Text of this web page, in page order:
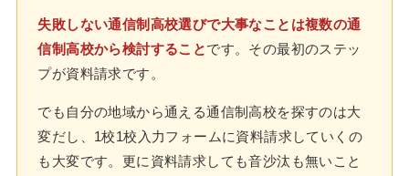
失敗しない通信制高校選びで大事なことは複数の通
信制高校から検討することです。その最初のステッ
プが資料請求です。
でも自分の地域から通える通信制高校を探すのは大
変だし、1校1校入力フォームに資料請求していくの
も大変です。更に資料請求しても音沙汰も無いこと